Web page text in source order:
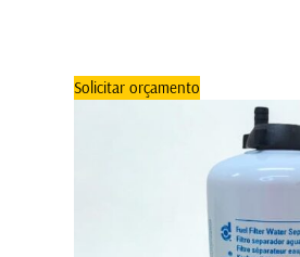
Solicitar orçamento